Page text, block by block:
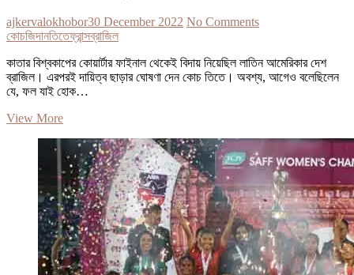
ajkervalokhobor30 December 2022 No Comments
কোচজিদানতিতেফ্রান্সব্রাজিল
কাতার বিশ্বকাপের কোয়ার্টার ফাইনাল থেকেই বিদায় নিয়েছিল লাতিন আমেরিকার দেশ
ব্রাজিল। এরপরই দায়িত্ব ছাড়ার ঘোষণা দেন কোচ তিতে। অবশ্য, আগেও বলেছিলেন
যে, ফল যাই হোক…
View Moreজিদান
পারেন
ব্রাজিলের
কোচ